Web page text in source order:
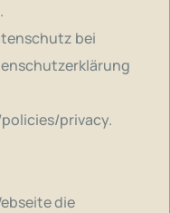
bei
privacy.
die